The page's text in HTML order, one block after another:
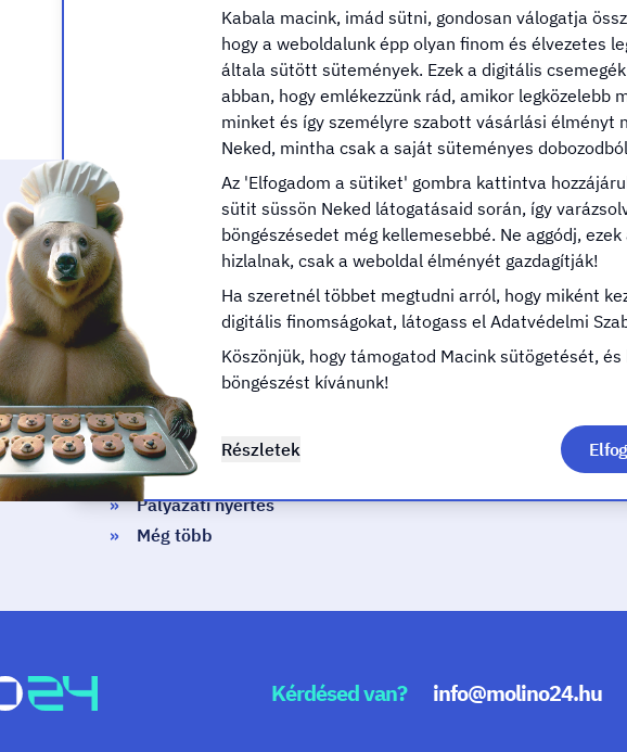
Még több cikket olvasnék
Milyen célra?
Választás 2024
Dohányboltba
Vendéglátás
Vállalkozás
Kezdő Vállalkozás
Őstermelő
Kézműves
Pályázati nyertes
Még több
Mit szeretnél?
Reklámponyva -
Roll-up
Sajtófal
Plasztikus betű
Kérdésed van? info@molino24.hu
Kabala macink, imád sütni, gondosan válogatja
hogy a weboldalunk épp olyan finom és élvezetes
általa sütött sütemények. Ezek a digitális
abban, hogy emlékezzünk rád, amikor legközelebb
minket és így személyre szabott vásárlási élményt
Neked, mintha csak a saját süteményes
Az 'Elfogadom a sütiket' gombra kattintva
sütit süssön Neked látogatásaid során, így
böngészésedet még kellemesebbé. Ne aggódj,
hizlalnak, csak a weboldal élményét gazdagítják!
Ha szeretnél többet megtudni arról, hogy miként
digitális finomságokat, látogass el Adatvédelmi
Köszönjük, hogy támogatod Macink sütögetését, és
böngészést kívánunk!
Részletek